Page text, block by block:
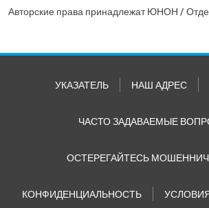
Авторские права принадлежат ЮНОН /
УКАЗАТЕЛЬ НАШ АДРЕС
ЧАСТО ЗАДАВАЕМЫЕ
ОСТЕРЕГАЙТЕСЬ
КОНФИДЕНЦИАЛЬНОСТЬ